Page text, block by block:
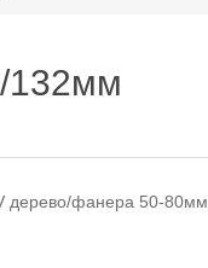
132мм
дерево/фанера 50-80мм